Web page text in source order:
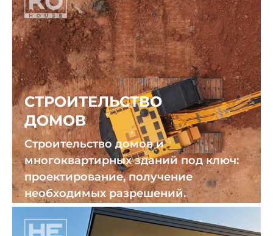
СТРОИТЕЛЬСТВО
ДОМОВ
Строительство домов и
многоквартирных зданий под ключ:
проектирование, получение
необходимых разрешений.